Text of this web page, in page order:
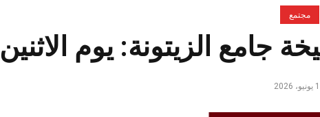
مجتمع
الزيتونة: يوم الاثنين 15 جوان ليس عطلة